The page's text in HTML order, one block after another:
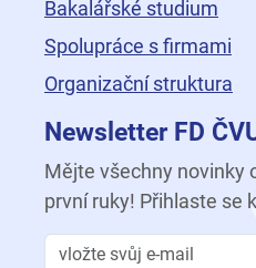
Bakalářské studium
Spolupráce s firmami
Organizační struktura
Newsletter FD
Mějte všechny novinky
první ruky! Přihlaste se